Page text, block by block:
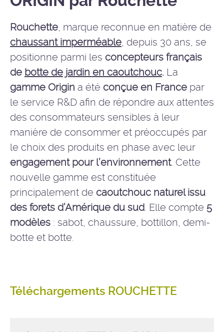
Rouchette, marque reconnue en matière de
chaussant imperméable, depuis 30 ans, se
positionne parmi les concepteurs français
de botte de jardin en caoutchouc. La
gamme Origin a été conçue en France par
le service R&D afin de répondre aux attentes
des consommateurs sensibles à leur
manière de consommer et préoccupés par
le choix des produits en phase avec leur
engagement pour l’environnement. Cette
nouvelle gamme est constituée
principalement de caoutchouc naturel issu
des forets d’Amérique du sud. Elle compte 5
modèles : sabot, chaussure, bottillon, demi-
botte et botte.
Téléchargements ROUCHETTE